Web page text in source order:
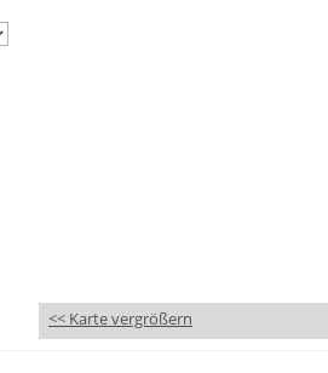
<< Karte vergrößern